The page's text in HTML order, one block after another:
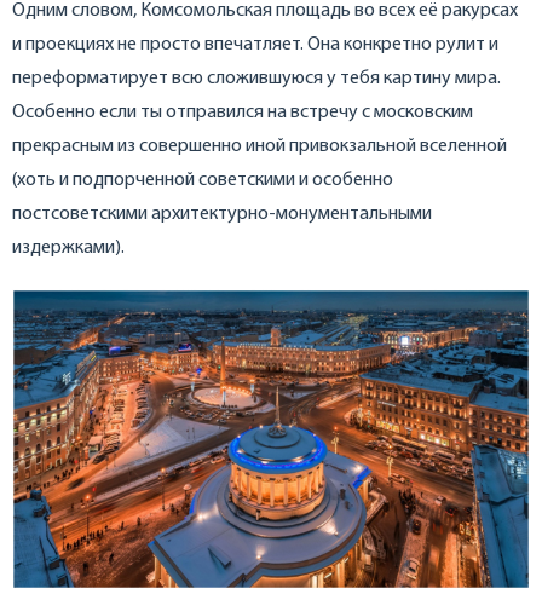
Одним словом, Комсомольская площадь во всех её ракурсах
и проекциях не просто впечатляет. Она конкретно рулит и
переформатирует всю сложившуюся у тебя картину мира.
Особенно если ты отправился на встречу с московским
прекрасным из совершенно иной привокзальной вселенной
(хоть и подпорченной советскими и особенно
постсоветскими архитектурно-монументальными
издержками).